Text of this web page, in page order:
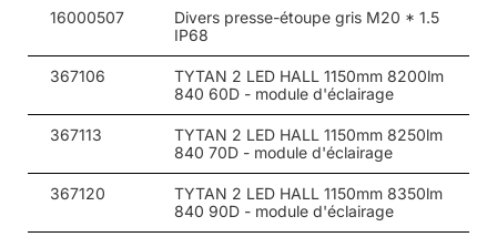
16000507
Divers presse-étoupe gris M20 * 1.5
IP68
367106
TYTAN 2 LED HALL 1150mm 8200lm
840 60D - module d'éclairage
367113
TYTAN 2 LED HALL 1150mm 8250lm
840 70D - module d'éclairage
367120
TYTAN 2 LED HALL 1150mm 8350lm
840 90D - module d'éclairage